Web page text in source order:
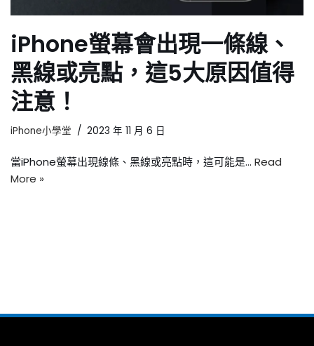
iPhone螢幕會出現一條線、
黑線或亮點，這5大原因值得
注意！
iPhone小學堂 2023 年 11 月 6 日
當iPhone螢幕出現線條、黑線或亮點時，這可能是… Read
More »